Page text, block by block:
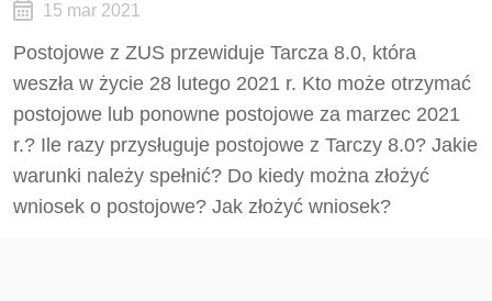
15 mar 2021
Postojowe z ZUS przewiduje Tarcza 8.0, która
weszła w życie 28 lutego 2021 r. Kto może otrzymać
postojowe lub ponowne postojowe za marzec 2021
r.? Ile razy przysługuje postojowe z Tarczy 8.0? Jakie
warunki należy spełnić? Do kiedy można złożyć
wniosek o postojowe? Jak złożyć wniosek?